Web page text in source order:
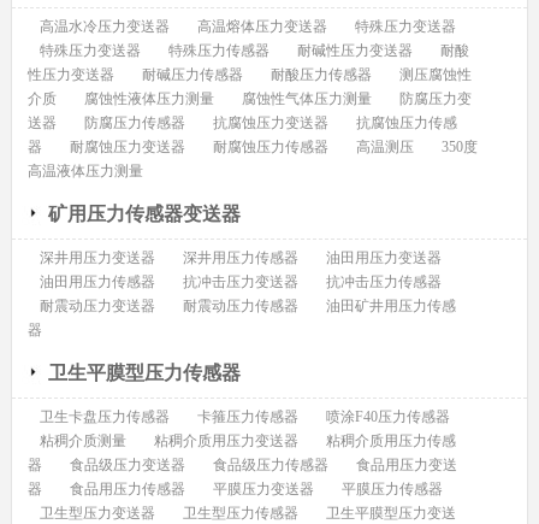
高温水冷压力变送器 高温熔体压力变送器
特殊压力变送器
特殊压力变送器
特殊压力传感器 耐碱性压力变送器
耐酸
性压力变送器
耐碱压力传感器 耐酸压力传感器
测压腐蚀性
介质
腐蚀性液体压力测量 腐蚀性气体压力测量
防腐压力变
送器
防腐压力传感器 抗腐蚀压力变送器
抗腐蚀压力传感
器
耐腐蚀压力变送器 耐腐蚀压力传感器 高温测压
350度
高温液体压力测量
矿用压力传感器变送器
深井用压力变送器 深井用压力传感器
油田用压力变送器
油田用压力传感器
抗冲击压力变送器
抗冲击压力传感器
耐震动压力变送器
耐震动压力传感器
油田矿井用压力传感
器
卫生平膜型压力传感器
卫生卡盘压力传感器 卡箍压力传感器
喷涂F40压力传感器
粘稠介质测量
粘稠介质用压力变送器
粘稠介质用压力传感
器
食品级压力变送器 食品级压力传感器
食品用压力变送
器
食品用压力传感器 平膜压力变送器
平膜压力传感器
卫生型压力变送器
卫生型压力传感器
卫生平膜型压力变送